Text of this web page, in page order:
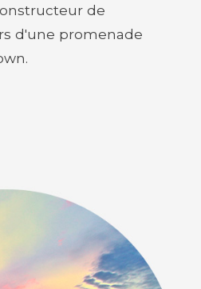
de
d'une promenade